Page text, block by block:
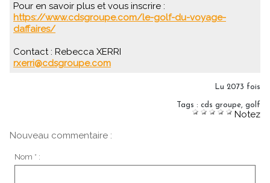
Pour en savoir plus et vous inscrire :
https://www.cdsgroupe.com/le-golf-du-voyage-
daffaires/
Contact : Rebecca XERRI
rxerri@cdsgroupe.com
Lu 2073 fois
Tags : cds groupe, golf
Notez
Nouveau commentaire :
Nom * :